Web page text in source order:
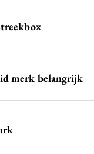
merk belangrijk